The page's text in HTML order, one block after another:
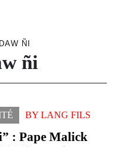
ÑI
ñi
BY LANG FILS
: Pape Malick